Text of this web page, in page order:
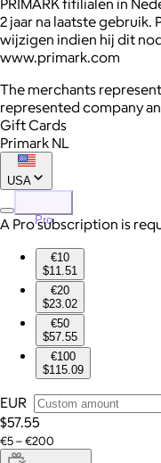
2 jaar na laatste
wijzigen indien hij dit
www.primark.com
The merchants
represented company
Gift Cards
Primark NL
USA
Pro
A Pro subscription is
€10
$11.51
€20
$23.02
€50
$57.55
€100
$115.09
EUR
$57.55
€5 – €200